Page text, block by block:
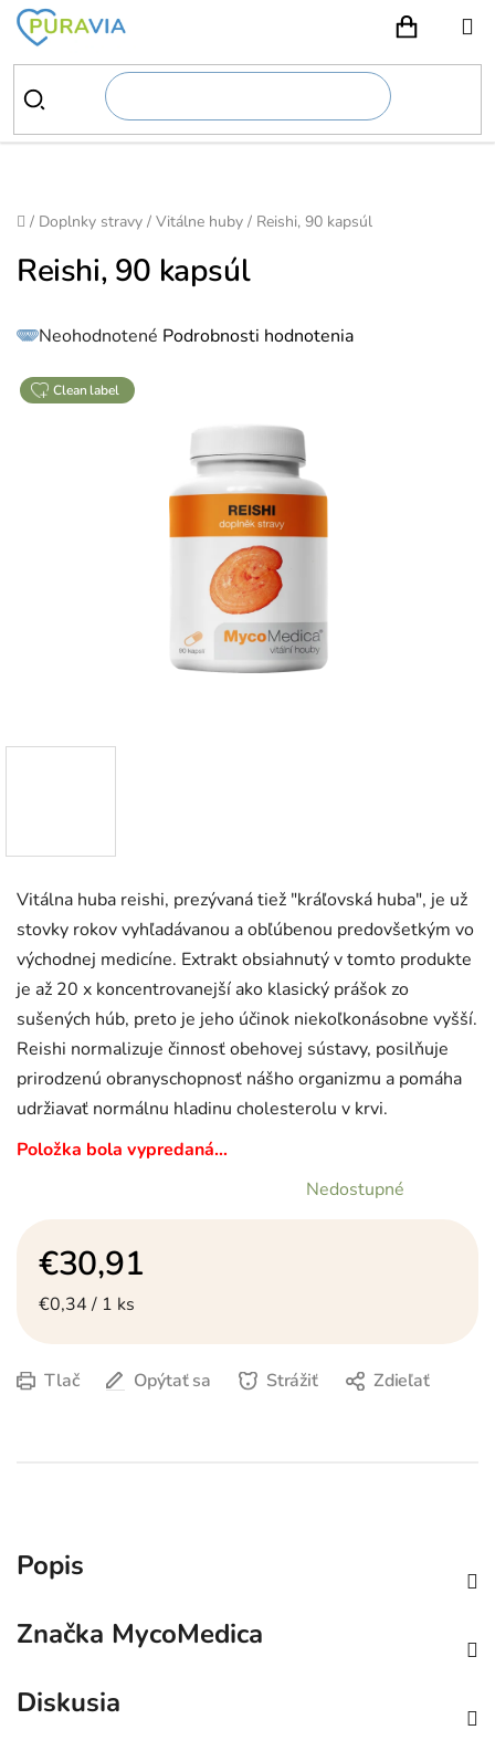
Prejsť
obsah
Domov
/ Doplnky stravy / Vitálne huby / Reishi, 90 kapsúl
Vitálna huba reishi, prezývaná tiež "kráľovská huba", je už
stovky rokov vyhľadávanou a obľúbenou predovšetkým vo
východnej medicíne. Extrakt obsiahnutý v tomto produkte
je až 20 x koncentrovanejší ako klasický prášok zo
sušených húb, preto je jeho účinok niekoľkonásobne vyšší.
Reishi normalizuje činnosť obehovej sústavy, posilňuje
prirodzenú obranyschopnosť nášho organizmu a pomáha
udržiavať normálnu hladinu cholesterolu v krvi.
Položka bola vypredaná…
Nedostupné
€30,91
Jednotková cena:
€0,34 / 1 ks
Tlač Opýtať sa Strážiť Zdieľať
Reishi, 90 kapsúl
Priemerné
hodnotenie
0,0
z
5
Neohodnotené Podrobnosti hodnotenia
clean label
Popis
Značka MycoMedica
Diskusia